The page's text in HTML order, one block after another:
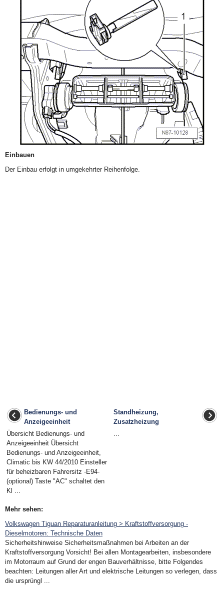
Einbauen
Der Einbau erfolgt in umgekehrter Reihenfolge.
Bedienungs- und
Anzeigeeinheit
Übersicht Bedienungs- und
Anzeigeeinheit Übersicht
Bedienungs- und Anzeigeeinheit,
Climatic bis KW 44/2010 Einsteller
für beheizbaren Fahrersitz -E94-
(optional) Taste "AC" schaltet den
Kl ...
Standheizung,
Zusatzheizung
...
Mehr sehen:
Volkswagen Tiguan Reparaturanleitung > Kraftstoffversorgung -
Dieselmotoren: Technische Daten
Sicherheitshinweise Sicherheitsmaßnahmen bei Arbeiten an der
Kraftstoffversorgung Vorsicht! Bei allen Montagearbeiten, insbesondere
im Motorraum auf Grund der engen Bauverhältnisse, bitte Folgendes
beachten: Leitungen aller Art und elektrische Leitungen so verlegen, dass
die ursprüngl ...